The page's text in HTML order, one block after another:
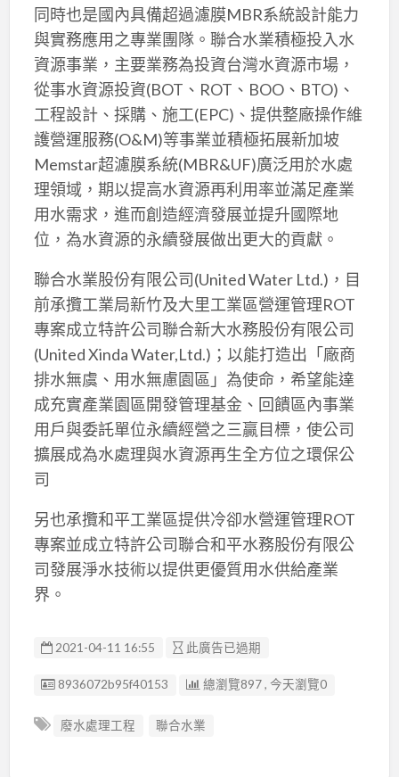
同時也是國內具備超過濾膜MBR系統設計能力
與實務應用之專業團隊。聯合水業積極投入水
資源事業，主要業務為投資台灣水資源市場，
從事水資源投資(BOT、ROT、BOO、BTO)、
工程設計、採購、施工(EPC)、提供整廠操作維
護營運服務(O&M)等事業並積極拓展新加坡
Memstar超濾膜系統(MBR&UF)廣泛用於水處
理領域，期以提高水資源再利用率並滿足產業
用水需求，進而創造經濟發展並提升國際地
位，為水資源的永續發展做出更大的貢獻。
聯合水業股份有限公司(United Water Ltd.)，目
前承攬工業局新竹及大里工業區營運管理ROT
專案成立特許公司聯合新大水務股份有限公司
(United Xinda Water,Ltd.)；以能打造出「廠商
排水無虞、用水無慮園區」為使命，希望能達
成充實產業園區開發管理基金、回饋區內事業
用戶與委託單位永續經營之三贏目標，使公司
擴展成為水處理與水資源再生全方位之環保公
司
另也承攬和平工業區提供冷卻水營運管理ROT
專案並成立特許公司聯合和平水務股份有限公
司發展淨水技術以提供更優質用水供給產業
界。
2021-04-11 16:55 此廣告已過期
廣告编號
8936072b95f40153 總瀏覽897 , 今天瀏覽0
廢水處理工程 聯合水業